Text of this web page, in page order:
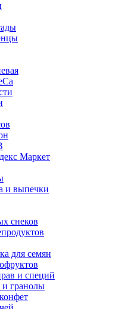
Маркет
и выпечки
снеков
для семян
и специй
и гранолы